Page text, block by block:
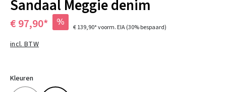
Sandaal Meggie denim
€ 97,90* % € 139,90*voorm. EIA(30% bespaard)
incl. BTW
Kleuren